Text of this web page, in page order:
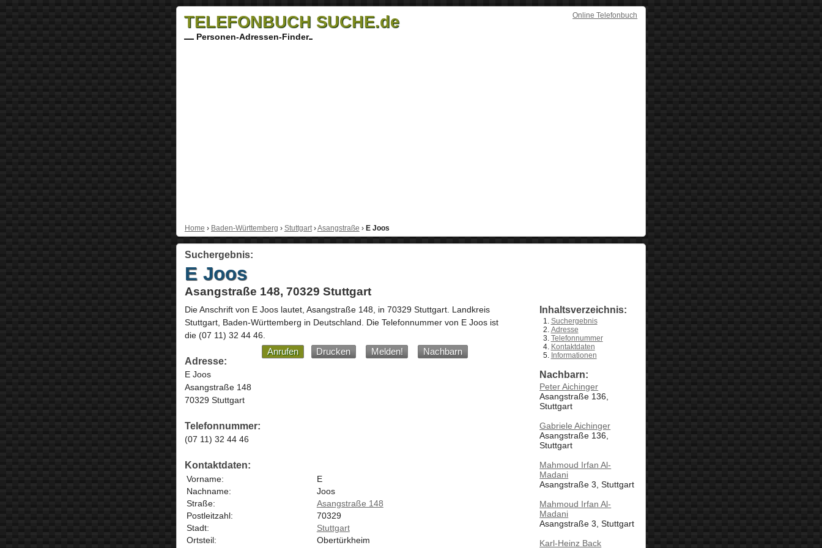
Online Telefonbuch
TELEFONBUCH SUCHE.de
Personen-Adressen-Finder
Home › Baden-Württemberg › Stuttgart›Asangstraße › E Joos
Suchergebnis:
E Joos
Asangstraße 148, 70329 Stuttgart
Die Anschrift von E Jooslautet, Asangstraße 148 , in 70329 Stuttgart. Landkreis
Stuttgart, Baden-Württemberg in Deutschland
Die Telefonnummer von E Joos ist
die (07 11) 32 44 46
Anrufen Drucken Melden!
Nachbarn
Adresse:
E Joos
Asangstraße 148
70329 Stuttgart
Telefonnummer:
(07 11) 32 44 46
Kontaktdaten:
Vorname:
E
Nachname:
Joos
Straße:
Asangstraße 148
Postleitzahl:
70329
Stadt:
Stuttgart
Ortsteil:
Obertürkheim
Inhaltsverzeichnis:
Suchergebnis
Adresse
Telefonnummer
Kontaktdaten
Informationen
Nachbarn:
Peter Aichinger
Asangstraße 136,
Stuttgart
Gabriele Aichinger
Asangstraße 136,
Stuttgart
Mahmoud Irfan Al-
Madani
Asangstraße 3, Stuttgart
Mahmoud Irfan Al-
Madani
Asangstraße 3, Stuttgart
Karl-Heinz Back